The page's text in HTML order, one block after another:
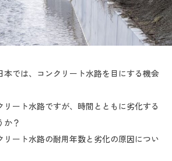
本では、コンクリート水路を目にする機会
リート水路ですが、時間とともに劣化する
か？
リート水路の耐用年数と劣化の原因につい